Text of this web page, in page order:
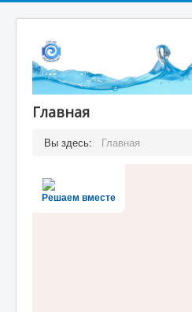
Главная
Вы здесь: Главная
Решаем вместе